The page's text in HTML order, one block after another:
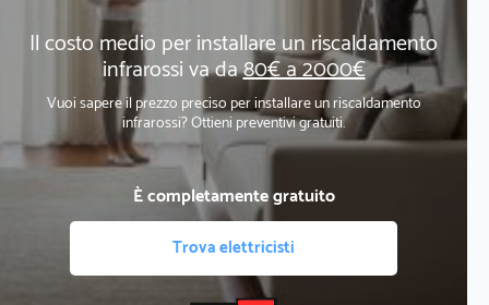
Il costo medio per installare un riscaldamento
infrarossi va da80€ a 2000€
Vuoi sapere il prezzo preciso per installare un riscaldamento
infrarossi? Ottieni preventivi gratuiti.
È completamente gratuito
Trova elettricisti